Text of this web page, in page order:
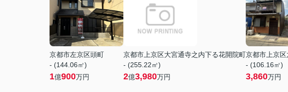
京都市左京区頭町
- (144.06㎡)
1億900万円
京都市上京区大宮通寺之内下る花開院町
- (255.22㎡)
2億3,980万円
京都市上京
- (106.16㎡)
3,860万円